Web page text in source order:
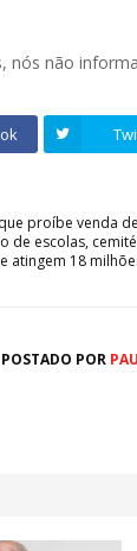
nós não
proíbe venda
de escolas,
atingem 18
POSTADO POR